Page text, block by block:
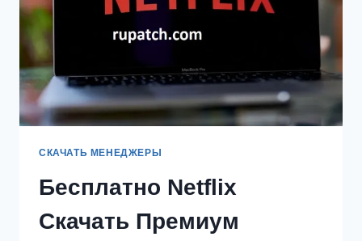
СКАЧАТЬ МЕНЕДЖЕРЫ
Бесплатно Netflix
Скачать Премиум